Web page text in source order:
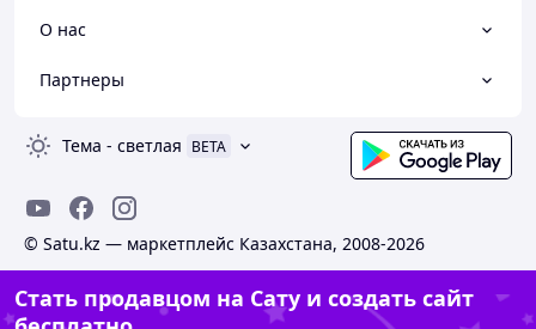
О нас
Партнеры
Тема - светлая BETA
© Satu.kz — маркетплейс Казахстана, 2008-2026
Стать продавцом на Сату и создать сайт